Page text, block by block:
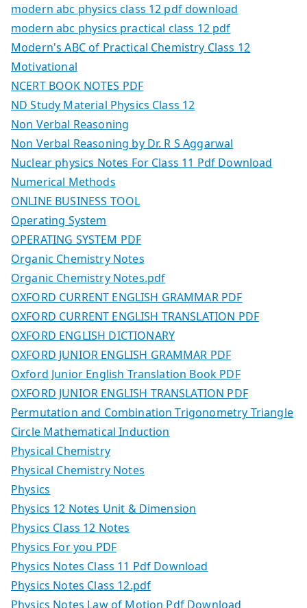
modern abc physics class 12 pdf download
modern abc physics practical class 12 pdf
Modern's ABC of Practical Chemistry Class 12
Motivational
NCERT BOOK NOTES PDF
ND Study Material Physics Class 12
Non Verbal Reasoning
Non Verbal Reasoning by Dr. R S Aggarwal
Nuclear physics Notes For Class 11 Pdf Download
Numerical Methods
ONLINE BUSINESS TOOL
Operating System
OPERATING SYSTEM PDF
Organic Chemistry Notes
Organic Chemistry Notes.pdf
OXFORD CURRENT ENGLISH GRAMMAR PDF
OXFORD CURRENT ENGLISH TRANSLATION PDF
OXFORD ENGLISH DICTIONARY
OXFORD JUNIOR ENGLISH GRAMMAR PDF
Oxford Junior English Translation Book PDF
OXFORD JUNIOR ENGLISH TRANSLATION PDF
Permutation and Combination Trigonometry Triangle
Circle Mathematical Induction
Physical Chemistry
Physical Chemistry Notes
Physics
Physics 12 Notes Unit & Dimension
Physics Class 12 Notes
Physics For you PDF
Physics Notes Class 11 Pdf Download
Physics Notes Class 12.pdf
Physics Notes Law of Motion Pdf Download